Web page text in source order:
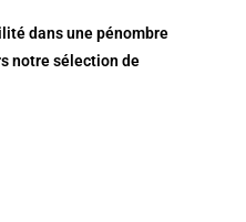
dans une pénombre
notre sélection de